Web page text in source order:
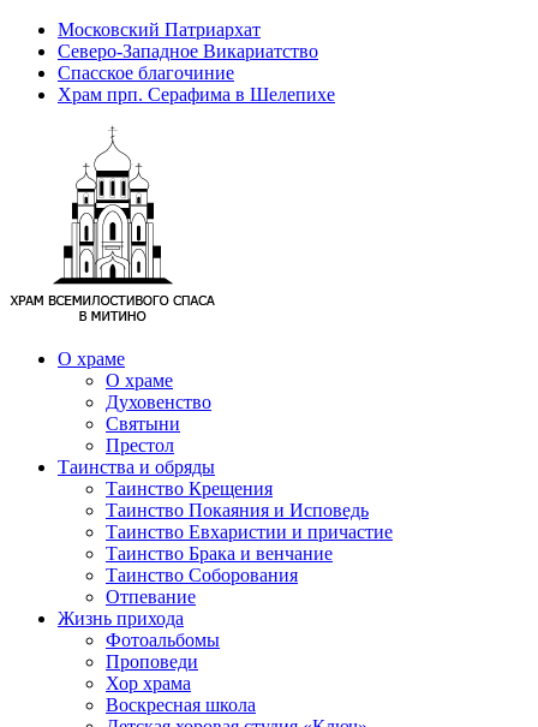
Московский Патриархат
Северо-Западное Викариатство
Спасское благочиние
Храм прп. Серафима в Шелепихе
О храме
О храме
Духовенство
Святыни
Престол
Таинства и обряды
Таинство Крещения
Таинство Покаяния и Исповедь
Таинство Евхаристии и причастие
Таинство Брака и венчание
Таинство Соборования
Отпевание
Жизнь прихода
Фотоальбомы
Проповеди
Хор храма
Воскресная школа